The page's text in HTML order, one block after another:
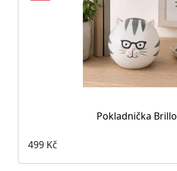
Pokladnička Brillo
499 Kč